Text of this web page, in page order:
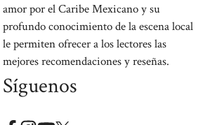
amor por el Caribe Mexicano y su
profundo conocimiento de la escena local
le permiten ofrecer a los lectores las
mejores recomendaciones y reseñas.
Síguenos